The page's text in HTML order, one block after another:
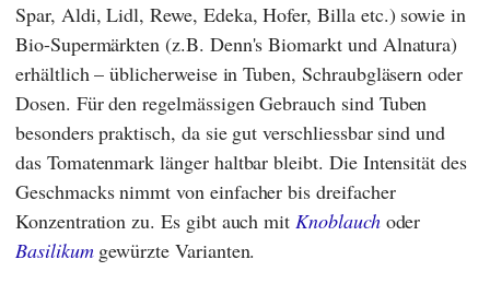
Spar, Aldi,Lidl,Rewe, Edeka,Hofer,Billaetc.) sowie in
Bio-Supermärkten (z.B. Denn's Biomarktund Alnatura)
erhältlich – üblicherweise in Tuben, Schraubgläsern oder
Dosen. Für den regelmässigen Gebrauch sind Tuben
besonders praktisch, da sie gut verschliessbar sind und
das Tomatenmark länger haltbar bleibt. Die Intensität des
Geschmacks nimmt von einfacher bis dreifacher
Konzentration zu. Es gibt auch mitKnoblauchoder
Basilikumgewürzte Varianten.